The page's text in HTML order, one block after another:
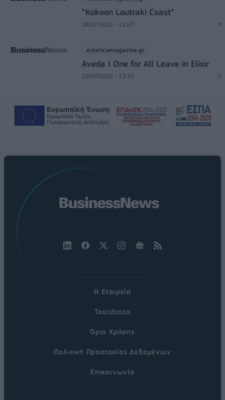
“Kokoon Loutraki Coast”
28/07/2026 - 12:07
esteticamagazine.gr
Aveda I One for All Leave in Elixir
22/07/2026 - 13:20
Η Εταιρεία
Ταυτότητα
Όροι Χρήσης
Πολιτική Προστασίας Δεδομένων
Επικοινωνία